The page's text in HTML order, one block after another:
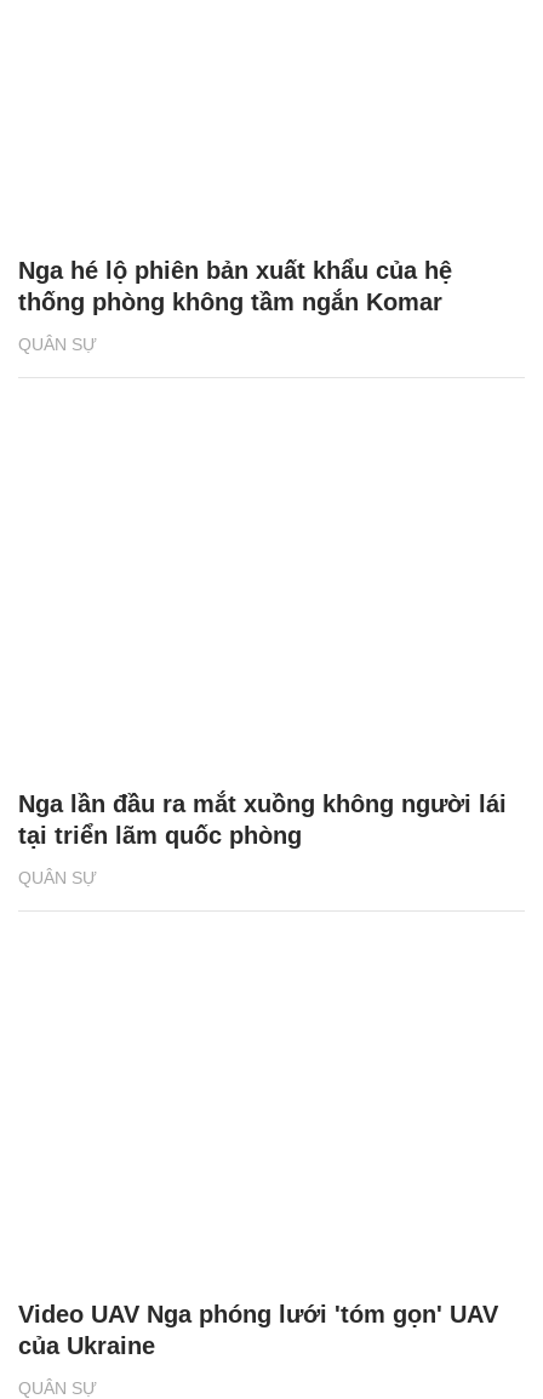
QUÂN SỰ
Nga hé lộ phiên bản xuất khẩu của hệ
thống phòng không tầm ngắn Komar
QUÂN SỰ
Nga lần đầu ra mắt xuồng không người lái
tại triển lãm quốc phòng
QUÂN SỰ
Video UAV Nga phóng lưới 'tóm gọn' UAV
của Ukraine